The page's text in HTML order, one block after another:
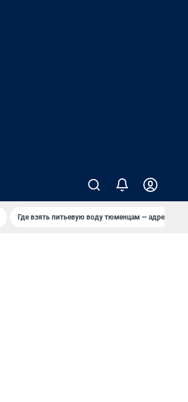
Где взять питьевую воду тюменцам — адреса